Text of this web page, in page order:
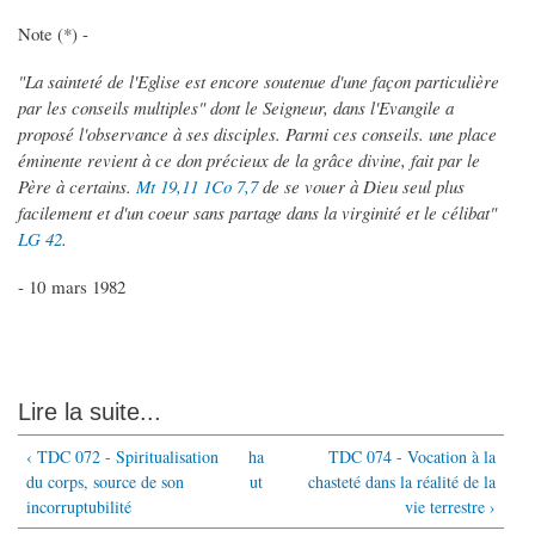
Note (*) -
"La sainteté de l'Eglise est encore soutenue d'une façon particulière
par les conseils multiples" dont le Seigneur, dans l'Evangile a
proposé l'observance à ses disciples. Parmi ces conseils. une place
éminente revient à ce don précieux de la grâce divine, fait par le
Père à certains. Mt 19,11 1Co 7,7de se vouer à Dieu seul plus
facilement et d'un coeur sans partage dans la virginité et le célibat"
LG 42.
- 10 mars 1982
Lire la suite...
‹ TDC 072 - Spiritualisation
du corps, source de son
incorruptubilité
ha
ut
TDC 074 - Vocation à la
chasteté dans la réalité de la
vie terrestre ›